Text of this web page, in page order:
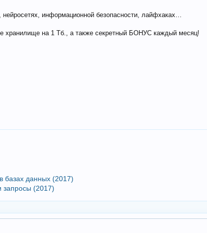
информационной безопасности, лайфхаках…
хранилище на 1 Тб., а также секретный БОНУС каждый месяц!
базах данных (2017)
запросы (2017)